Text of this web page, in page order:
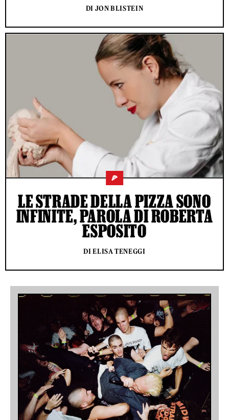
DI JON BLISTEIN
🍕
LE STRADE DELLA PIZZA SONO
INFINITE, PAROLA DI ROBERTA
ESPOSITO
DI ELISA TENEGGI